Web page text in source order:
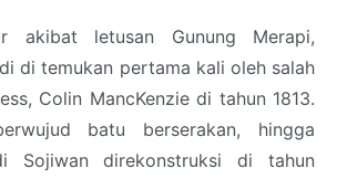
akibat letusan Gunung Merapi,
di temukan pertama kali oleh salah
Colin MancKenzie di tahun 1813.
batu berserakan, hingga
Sojiwan direkonstruksi di tahun